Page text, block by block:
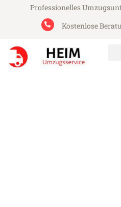
Professionelles
Kostenlose